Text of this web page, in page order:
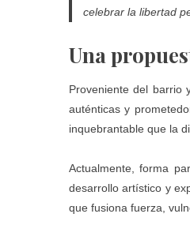
celebrar la libertad
Una
Proveniente del barrio
auténticas y
inquebrantable que la
Actualmente, forma
desarrollo artístico y
que fusiona fuerza,